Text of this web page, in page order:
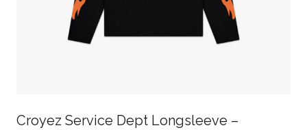
Croyez Service Dept Longsleeve –